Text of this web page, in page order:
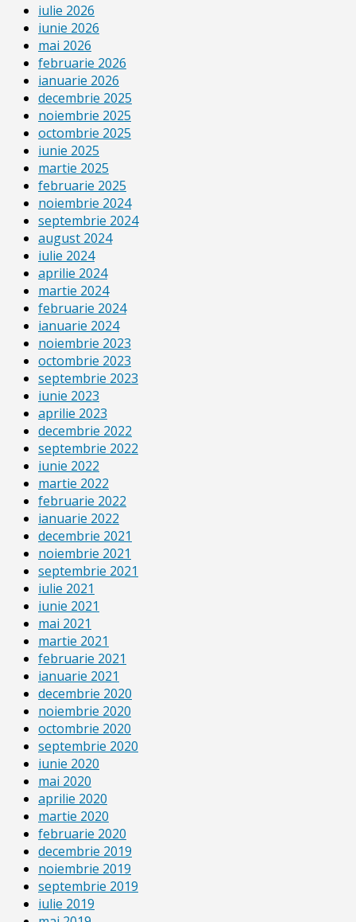
iulie 2026
iunie 2026
mai 2026
februarie 2026
ianuarie 2026
decembrie 2025
noiembrie 2025
octombrie 2025
iunie 2025
martie 2025
februarie 2025
noiembrie 2024
septembrie 2024
august 2024
iulie 2024
aprilie 2024
martie 2024
februarie 2024
ianuarie 2024
noiembrie 2023
octombrie 2023
septembrie 2023
iunie 2023
aprilie 2023
decembrie 2022
septembrie 2022
iunie 2022
martie 2022
februarie 2022
ianuarie 2022
decembrie 2021
noiembrie 2021
septembrie 2021
iulie 2021
iunie 2021
mai 2021
martie 2021
februarie 2021
ianuarie 2021
decembrie 2020
noiembrie 2020
octombrie 2020
septembrie 2020
iunie 2020
mai 2020
aprilie 2020
martie 2020
februarie 2020
decembrie 2019
noiembrie 2019
septembrie 2019
iulie 2019